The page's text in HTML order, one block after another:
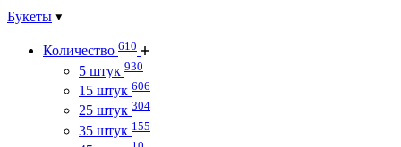
Букеты
Количество 610
5 штук 930
15 штук 606
25 штук 304
35 штук 155